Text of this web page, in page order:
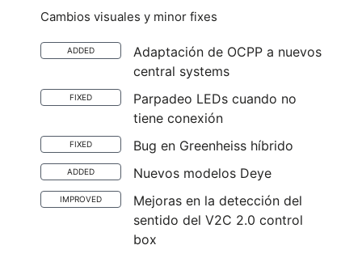
Cambios visuales y minor fixes
ADDED
Adaptación de OCPP a nuevos
central systems
FIXED
Parpadeo LEDs cuando no
tiene conexión
FIXED Bug en Greenheiss híbrido
ADDED Nuevos modelos Deye
IMPROVED
Mejoras en la detección del
sentido del V2C 2.0 control
box